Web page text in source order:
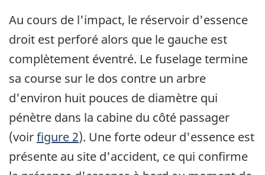
Au cours de l'impact, le réservoir d'essence
droit est perforé alors que le gauche est
complètement éventré. Le fuselage termine
sa course sur le dos contre un arbre
d'environ huit pouces de diamètre qui
pénètre dans la cabine du côté passager
(voirfigure 2). Une forte odeur d'essence est
présente au site d'accident, ce qui confirme